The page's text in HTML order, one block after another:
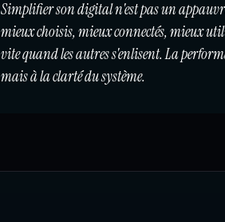
Simplifier son digital n'est pas un
mieux choisis, mieux connectés, mieux
vite quand les autres s'enlisent. La
mais à la clarté du système.